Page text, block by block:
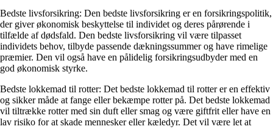
Bedste livsforsikring: Den bedste livsforsikring er en forsikringspolitik,
der giver økonomisk beskyttelse til individet og deres pårørende i
tilfælde af dødsfald. Den bedste livsforsikring vil være tilpasset
individets behov, tilbyde passende dækningssummer og have rimelige
præmier. Den vil også have en pålidelig forsikringsudbyder med en
god økonomisk styrke.
Bedste lokkemad til rotter: Det bedste lokkemad til rotter er en effektiv
og sikker måde at fange eller bekæmpe rotter på. Det bedste lokkemad
vil tiltrække rotter med sin duft eller smag og være giftfrit eller have en
lav risiko for at skade mennesker eller kæledyr. Det vil være let at